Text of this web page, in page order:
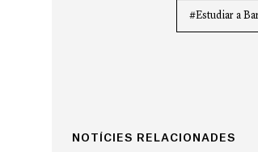
#Estudiar a
NOTÍCIES RELACIONADES